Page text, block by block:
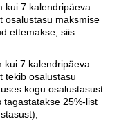
kui 7 kalendripäeva
osalustasu maksmise
ettemakse, siis
kui 7 kalendripäeva
tekib osalustasu
kogu osalustasust
25%-list